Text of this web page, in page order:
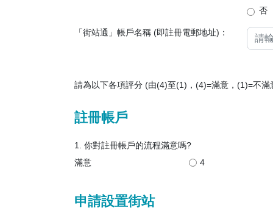
否
「街站通」帳戶名稱 (即註冊電郵地址)：
請為以下各項評分 (由(4)至(1)，(4)=滿意，(1)=不滿
註冊帳戶
1. 你對註冊帳戶的流程滿意嗎?
滿意
4
申請設置街站